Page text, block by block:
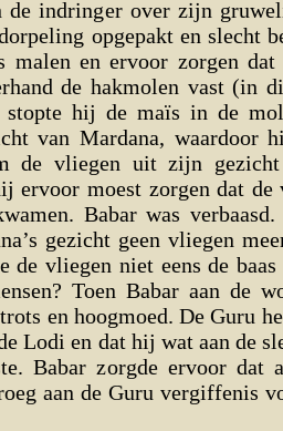
de indringer over zijn
opgepakt en slecht
malen en ervoor zorgen
de hakmolen vast (in
hij de maïs in de
van Mardana, waardoor
de vliegen uit zijn
ervoor moest zorgen dat
Babar was
gezicht geen vliegen
de vliegen niet eens de
Toen Babar aan de
en hoogmoed. De Guru
Lodi en dat hij wat aan de
Babar zorgde ervoor dat
aan de Guru vergiffenis